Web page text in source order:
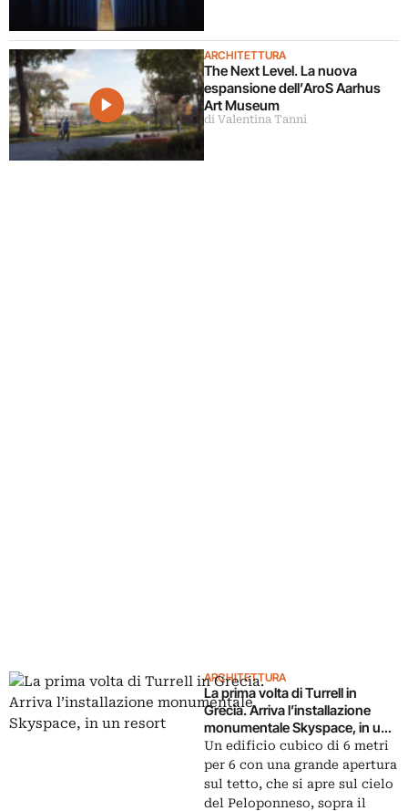
ARCHITETTURA
The Next Level. La nuova
espansione dell’AroS Aarhus
Art Museum
di Valentina Tanni
ARCHITETTURA
La prima volta di Turrell in
Grecia. Arriva l’installazione
monumentale Skyspace, in un
resort
Un edificio cubico di 6 metri
per 6 con una grande apertura
sul tetto, che si apre sul cielo
del Peloponneso, sopra il